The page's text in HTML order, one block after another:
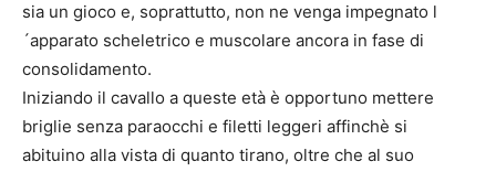
sia un gioco e, soprattutto, non ne venga impegnato l
´apparato scheletrico e muscolare ancora in fase di
consolidamento.
Iniziando il cavallo a queste età è opportuno mettere
briglie senza paraocchi e filetti leggeri affinchè si
abituino alla vista di quanto tirano, oltre che al suo